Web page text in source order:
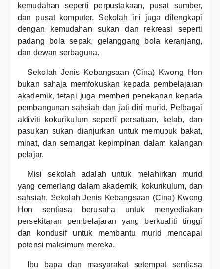
kemudahan seperti perpustakaan, pusat sumber,
dan pusat komputer. Sekolah ini juga dilengkapi
dengan kemudahan sukan dan rekreasi seperti
padang bola sepak, gelanggang bola keranjang,
dan dewan serbaguna.
Sekolah Jenis Kebangsaan (Cina) Kwong Hon
bukan sahaja memfokuskan kepada pembelajaran
akademik, tetapi juga memberi penekanan kepada
pembangunan sahsiah dan jati diri murid. Pelbagai
aktiviti kokurikulum seperti persatuan, kelab, dan
pasukan sukan dianjurkan untuk memupuk bakat,
minat, dan semangat kepimpinan dalam kalangan
pelajar.
Misi sekolah adalah untuk melahirkan murid
yang cemerlang dalam akademik, kokurikulum, dan
sahsiah. Sekolah Jenis Kebangsaan (Cina) Kwong
Hon sentiasa berusaha untuk menyediakan
persekitaran pembelajaran yang berkualiti tinggi
dan kondusif untuk membantu murid mencapai
potensi maksimum mereka.
Ibu bapa dan masyarakat setempat sentiasa